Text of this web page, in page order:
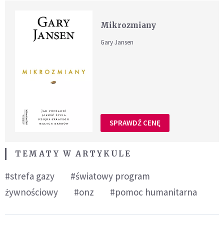
Mikrozmiany
Gary Jansen
SPRAWDŹ CENĘ
TEMATY W ARTYKULE
#strefa gazy
#światowy program
żywnościowy
#onz #pomoc humanitarna